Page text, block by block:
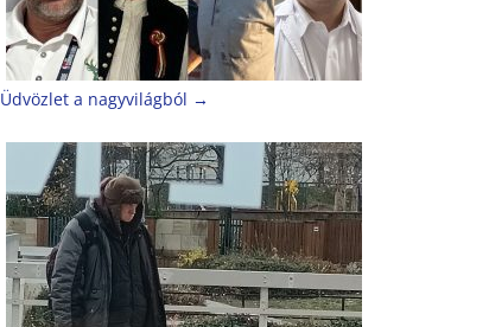
Üdvözlet a nagyvilágból →